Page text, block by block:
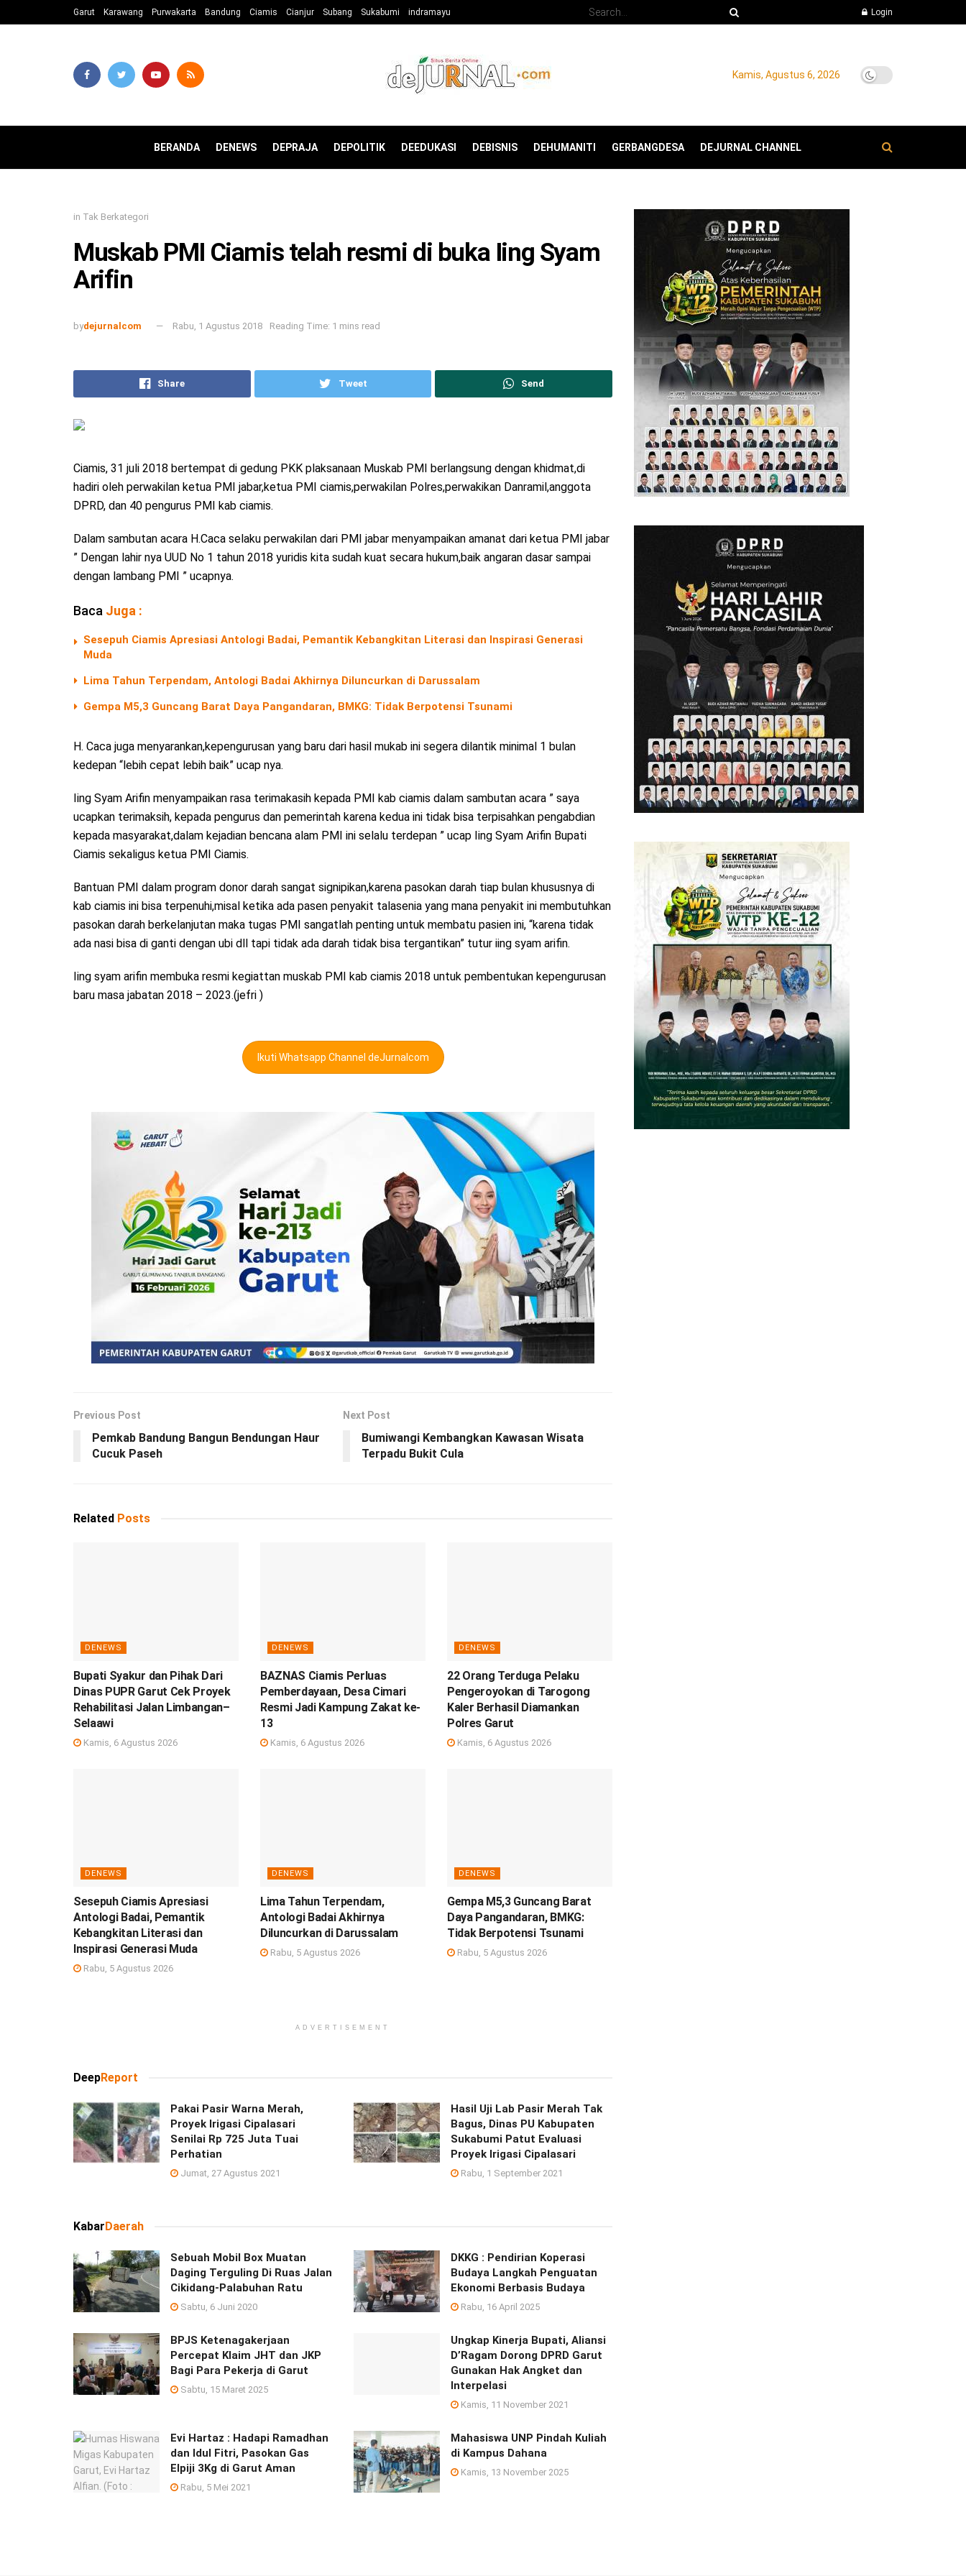
Garut Karawang Purwakarta Bandung Ciamis Cianjur Subang Sukabumi indramayu Login
Kamis, Agustus 6, 2026
BERANDA DENEWS DEPRAJA DEPOLITIK DEEDUKASI DEBISNIS DEHUMANITI GERBANGDESA DEJURNAL CHANNEL
in Tak Berkategori
Muskab PMI Ciamis telah resmi di buka Iing Syam
Arifin
bydejurnalcom Rabu, 1 Agustus 2018 Reading Time: 1 mins read
Share Tweet Send
Ciamis, 31 juli 2018 bertempat di gedung PKK plaksanaan Muskab PMI berlangsung dengan khidmat,di
hadiri oleh perwakilan ketua PMI jabar,ketua PMI ciamis,perwakilan Polres,perwakikan Danramil,anggota
DPRD, dan 40 pengurus PMI kab ciamis.
Dalam sambutan acara H.Caca selaku perwakilan dari PMI jabar menyampaikan amanat dari ketua PMI jabar
” Dengan lahir nya UUD No 1 tahun 2018 yuridis kita sudah kuat secara hukum,baik angaran dasar sampai
dengan lambang PMI ” ucapnya.
Baca Juga :
Sesepuh Ciamis Apresiasi Antologi Badai, Pemantik Kebangkitan Literasi dan Inspirasi Generasi
Muda
Lima Tahun Terpendam, Antologi Badai Akhirnya Diluncurkan di Darussalam
Gempa M5,3 Guncang Barat Daya Pangandaran, BMKG: Tidak Berpotensi Tsunami
H. Caca juga menyarankan,kepengurusan yang baru dari hasil mukab ini segera dilantik minimal 1 bulan
kedepan “lebih cepat lebih baik” ucap nya.
Iing Syam Arifin menyampaikan rasa terimakasih kepada PMI kab ciamis dalam sambutan acara ” saya
ucapkan terimaksih, kepada pengurus dan pemerintah karena kedua ini tidak bisa terpisahkan pengabdian
kepada masyarakat,dalam kejadian bencana alam PMI ini selalu terdepan ” ucap Iing Syam Arifin Bupati
Ciamis sekaligus ketua PMI Ciamis.
Bantuan PMI dalam program donor darah sangat signipikan,karena pasokan darah tiap bulan khususnya di
kab ciamis ini bisa terpenuhi,misal ketika ada pasen penyakit talasenia yang mana penyakit ini membutuhkan
pasokan darah berkelanjutan maka tugas PMI sangatlah penting untuk membatu pasien ini, “karena tidak
ada nasi bisa di ganti dengan ubi dll tapi tidak ada darah tidak bisa tergantikan” tutur iing syam arifin.
Iing syam arifin membuka resmi kegiattan muskab PMI kab ciamis 2018 untuk pembentukan kepengurusan
baru masa jabatan 2018 – 2023.(jefri )
Ikuti Whatsapp Channel deJurnalcom
Previous Post
Pemkab Bandung Bangun Bendungan Haur
Cucuk Paseh
Next Post
Bumiwangi Kembangkan Kawasan Wisata
Terpadu Bukit Cula
Related Posts
DENEWS
Bupati Syakur dan Pihak Dari
Dinas PUPR Garut Cek Proyek
Rehabilitasi Jalan Limbangan–
Selaawi
Kamis, 6 Agustus 2026
DENEWS
BAZNAS Ciamis Perluas
Pemberdayaan, Desa Cimari
Resmi Jadi Kampung Zakat ke-
13
Kamis, 6 Agustus 2026
DENEWS
22 Orang Terduga Pelaku
Pengeroyokan di Tarogong
Kaler Berhasil Diamankan
Polres Garut
Kamis, 6 Agustus 2026
DENEWS
Sesepuh Ciamis Apresiasi
Antologi Badai, Pemantik
Kebangkitan Literasi dan
Inspirasi Generasi Muda
Rabu, 5 Agustus 2026
DENEWS
Lima Tahun Terpendam,
Antologi Badai Akhirnya
Diluncurkan di Darussalam
Rabu, 5 Agustus 2026
DENEWS
Gempa M5,3 Guncang Barat
Daya Pangandaran, BMKG:
Tidak Berpotensi Tsunami
Rabu, 5 Agustus 2026
ADVERTISEMENT
DeepReport
Pakai Pasir Warna Merah,
Proyek Irigasi Cipalasari
Senilai Rp 725 Juta Tuai
Perhatian
Jumat, 27 Agustus 2021
Hasil Uji Lab Pasir Merah Tak
Bagus, Dinas PU Kabupaten
Sukabumi Patut Evaluasi
Proyek Irigasi Cipalasari
Rabu, 1 September 2021
KabarDaerah
Sebuah Mobil Box Muatan
Daging Terguling Di Ruas Jalan
Cikidang-Palabuhan Ratu
Sabtu, 6 Juni 2020
DKKG : Pendirian Koperasi
Budaya Langkah Penguatan
Ekonomi Berbasis Budaya
Rabu, 16 April 2025
BPJS Ketenagakerjaan
Percepat Klaim JHT dan JKP
Bagi Para Pekerja di Garut
Sabtu, 15 Maret 2025
Ungkap Kinerja Bupati, Aliansi
D’Ragam Dorong DPRD Garut
Gunakan Hak Angket dan
Interpelasi
Kamis, 11 November 2021
Evi Hartaz : Hadapi Ramadhan
dan Idul Fitri, Pasokan Gas
Elpiji 3Kg di Garut Aman
Rabu, 5 Mei 2021
Mahasiswa UNP Pindah Kuliah
di Kampus Dahana
Kamis, 13 November 2025